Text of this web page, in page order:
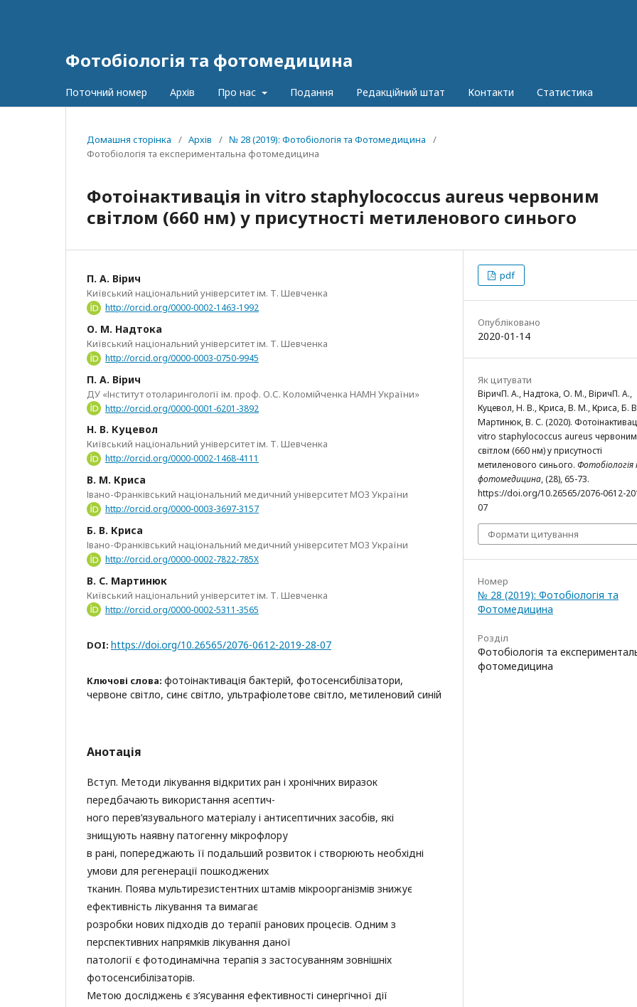
Фотобіологія та фотомедицина
Поточний номер Архів Про нас Подання Редакційний штат Контакти Статистика
Домашня сторінка / Архів / № 28 (2019): Фотобіологія та Фотомедицина
/
Фотобіологія та експериментальна фотомедицина
Фотоінактивація in vitro staphylococcus aureus червоним
світлом (660 нм) у присутності метиленового синього
П. A. Вірич
Київський національний університет ім. Т. Шевченка
http://orcid.org/0000-0002-1463-1992
О. М. Надтока
Київський національний університет ім. Т. Шевченка
http://orcid.org/0000-0003-0750-9945
П. A. Вірич
ДУ «Інститут отоларингології ім. проф. О.С. Коломійченка НАМН України»
http://orcid.org/0000-0001-6201-3892
Н. В. Куцевол
Київський національний університет ім. Т. Шевченка
http://orcid.org/0000-0002-1468-4111
В. М. Криса
Івано-Франківський національний медичний університет МОЗ України
http://orcid.org/0000-0003-3697-3157
Б. В. Криса
Івано-Франківський національний медичний університет МОЗ України
http://orcid.org/0000-0002-7822-785X
В. С. Мартинюк
Київський національний університет ім. Т. Шевченка
http://orcid.org/0000-0002-5311-3565
DOI: https://doi.org/10.26565/2076-0612-2019-28-07
Ключові слова: фотоінактивація бактерій, фотосенсибілізатори,
червоне світло, синє світло, ультрафіолетове світло, метиленовий синій
Анотація
Вступ. Методи лікування відкритих ран і хронічних виразок
передбачають використання асептич-
ного перев’язувального матеріалу і антисептичних засобів, які
знищують наявну патогенну мікрофлору
в рані, попереджають її подальший розвиток і створюють необхідні
умови для регенерації пошкоджених
тканин. Поява мультирезистентних штамів мікроорганізмів знижує
ефективність лікування та вимагає
розробки нових підходів до терапії ранових процесів. Одним з
перспективних напрямків лікування даної
патології є фотодинамічна терапія з застосуванням зовнішніх
фотосенсибілізаторів.
Метою досліджень є з’ясування ефективності синергічної дії
pdf
Опубліковано
2020-01-14
Як цитувати
ВіричП. A., Надтока, О. М., ВіричП. A.,
Куцевол, Н. В., Криса, В. М., Криса, Б.
Мартинюк, В. С. (2020).
vitro staphylococcus aureus червоним
світлом (660 нм) у присутності
метиленового синього.
фотомедицина, (28), 65-73.
https://doi.org/10.26565/2076-0612-
07
Формати цитування
Номер
№ 28 (2019): Фотобіологія та
Фотомедицина
Розділ
Фотобіологія та
фотомедицина